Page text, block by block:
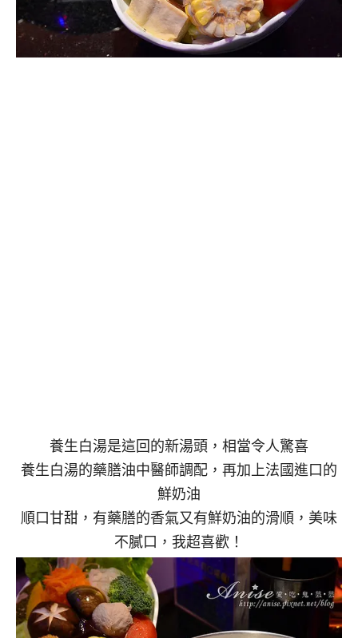
養生白湯是這回的新湯頭，相當令人驚喜
養生白湯的藥膳油中醫師調配，再加上法國進口的
鮮奶油
順口甘甜，有藥膳的香氣又有鮮奶油的滑順，美味
不膩口，我超喜歡！